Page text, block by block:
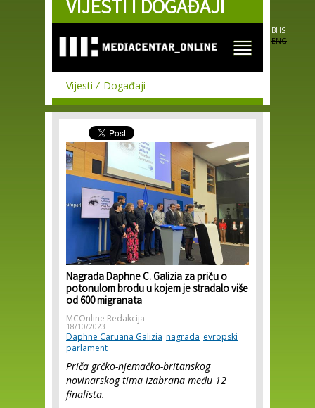
Skip to
main
VIJESTI I DOGAĐAJI
BHS
ENG
Vijesti Događaji
Nagrada Daphne C. Galizia za priču o
potonulom brodu u kojem je stradalo više
od 600 migranata
MCOnline Redakcija
18/10/2023
Daphne Caruana Galizia nagrada evropski
parlament
Priča grčko-njemačko-britanskog
novinarskog tima izabrana među 12
finalista.